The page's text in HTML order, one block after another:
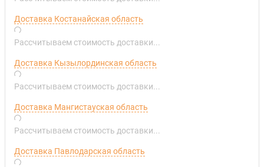
Доставка Костанайская область
Рассчитываем стоимость доставки...
Доставка Кызылординская область
Рассчитываем стоимость доставки...
Доставка Мангистауская область
Рассчитываем стоимость доставки...
Доставка Павлодарская область